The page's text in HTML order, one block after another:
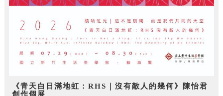
《青天白日滿地虹：RHS｜沒有敵人的幾何》陳怡君
創作個展